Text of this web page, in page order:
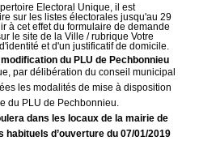
Electoral Unique, il est
sur les listes électorales jusqu'au 29
à cet effet du formulaire de demande
le site de la Ville / rubrique Votre
et d'un justificatif de domicile.
du PLU de Pechbonnieu
par délibération du conseil municipal
les modalités de mise à disposition
du PLU de Pechbonnieu.
dans les locaux de la mairie de
d’ouverture du 07/01/2019